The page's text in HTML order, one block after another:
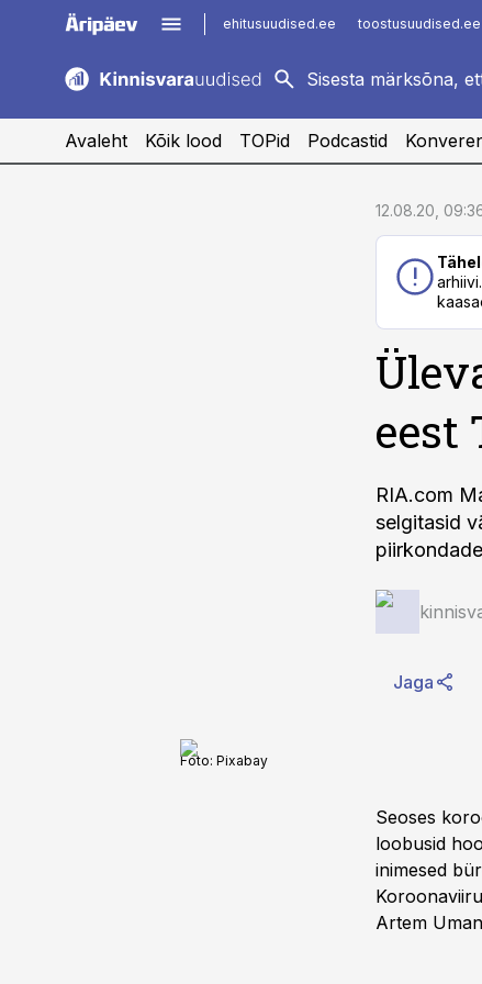
ehitusuudised.ee toostusuudised.ee
kaubandus.ee
logistikauudised.ee
imelineajalugu.ee
Avaleht Kõik lood TOPid Podcastid
12.08.20,
eest
RIA.com
selgitasid
Jaga
Foto: Pixabay
Seoses
loobusid
inimesed
Artem